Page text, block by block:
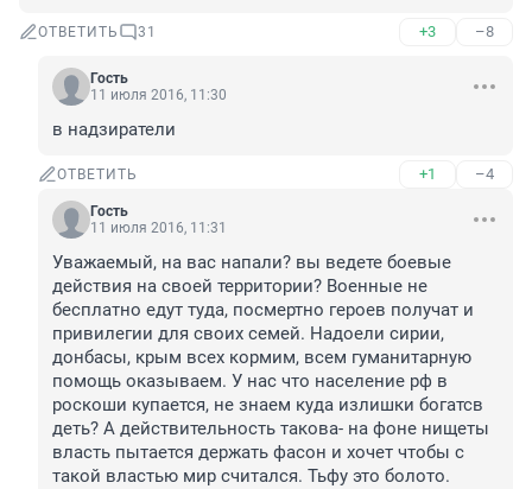
ОТВЕТИТЬ 31 +3 –8
Гость
11 июля 2016, 11:30
в надзиратели
ОТВЕТИТЬ +1 –4
Гость
11 июля 2016, 11:31
Уважаемый, на вас напали? вы ведете боевые
действия на своей территории? Военные не
бесплатно едут туда, посмертно героев получат и
привилегии для своих семей. Надоели сирии,
донбасы, крым всех кормим, всем гуманитарную
помощь оказываем. У нас что население рф в
роскоши купается, не знаем куда излишки богатсв
деть? А действительность такова- на фоне нищеты
власть пытается держать фасон и хочет чтобы с
такой властью мир считался. Тьфу это болото.